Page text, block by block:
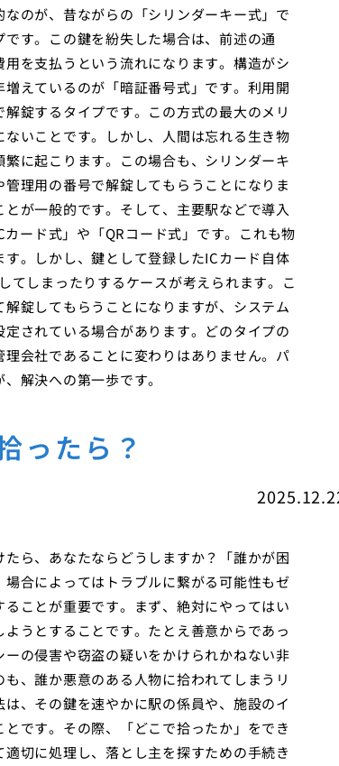
のが、昔ながらの「シリンダーキー式」で
す。この鍵を紛失した場合は、前述の通
を支払うという流れになります。構造がシ
えているのが「暗証番号式」です。利用開
錠するタイプです。この方式の最大のメリ
いことです。しかし、人間は忘れる生き物
に起こります。この場合も、シリンダーキ
理用の番号で解錠してもらうことになりま
が一般的です。そして、主要駅などで導入
ード式」や「QRコード式」です。これも物
。しかし、鍵として登録したICカード自体
てしまったりするケースが考えられます。こ
錠してもらうことになりますが、システム
されている場合があります。どのタイプの
会社であることに変わりはありません。パ
解決への第一歩です。
ったら？
ら、あなたならどうしますか？「誰かが困
合によってはトラブルに繋がる可能性もゼ
ことが重要です。まず、絶対にやってはい
うとすることです。たとえ善意からであっ
の侵害や窃盗の疑いをかけられかねない非
、誰か悪意のある人物に拾われてしまうリ
、その鍵を速やかに駅の係員や、施設のイ
です。その際、「どこで拾ったか」をでき
切に処理し、落とし主を探すための手続き